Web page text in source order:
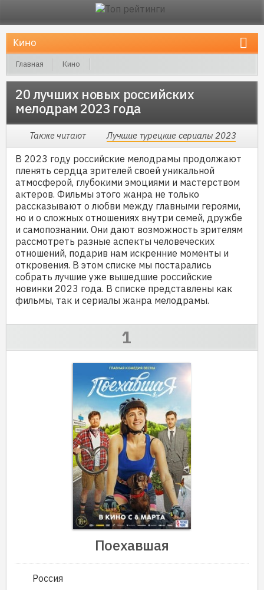
Главная
Кино
20 лучших новых российских мелодрам 2023 года
20 лучших новых российских
мелодрам 2023 года
Также читают Лучшие турецкие сериалы 2023
В 2023 году российские мелодрамы продолжают
пленять сердца зрителей своей уникальной
атмосферой, глубокими эмоциями и мастерством
актеров. Фильмы этого жанра не только
рассказывают о любви между главными героями,
но и о сложных отношениях внутри семей, дружбе
и самопознании. Они дают возможность зрителям
рассмотреть разные аспекты человеческих
отношений, подарив нам искренние моменты и
откровения. В этом списке мы постарались
собрать лучшие уже вышедшие российские
новинки 2023 года. В списке представлены как
фильмы, так и сериалы жанра мелодрамы.
Поехавшая
Россия